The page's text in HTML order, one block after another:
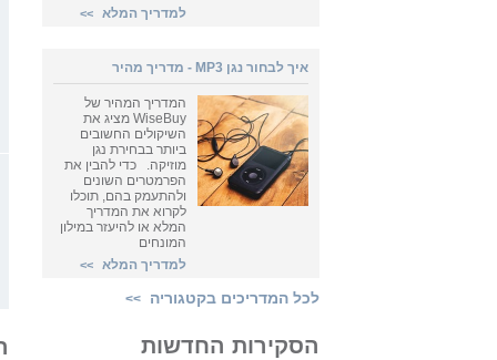
למדריך המלא
>>
איך לבחור נגן MP3 - מדריך מהיר
המדריך המהיר של
WiseBuy מציג את
השיקולים החשובים
ביותר בבחירת נגן
מוזיקה. כדי להבין את
הפרמטרים השונים
ולהתעמק בהם, תוכלו
לקרוא את המדריך
המלא או להיעזר במילון
המונחים
למדריך המלא
>>
לכל המדריכים בקטגוריה >>
הסקירות החדשות